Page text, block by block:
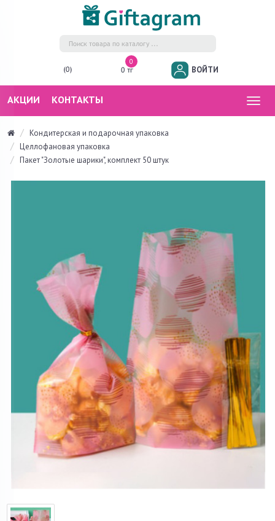
(0)
0
0 тг
ВОЙТИ
АКЦИИ КОНТАКТЫ
Кондитерская и подарочная упаковка
Целлофановая упаковка
Пакет "Золотые шарики", комплект 50 штук